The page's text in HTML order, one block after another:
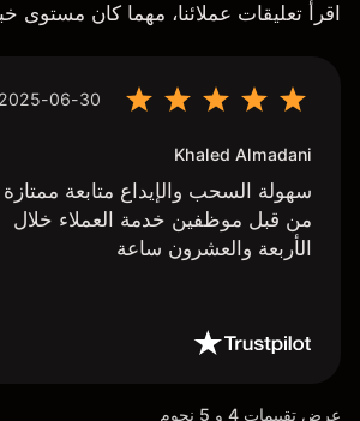
اقرأ تعليقات عملائنا، مهما كان مستوى
2025-06-30
Khaled Almadani
سهولة السحب والإيداع متابعة ممتازة
من قبل موظفين خدمة العملاء خلال
الأربعة والعشرون ساعة
عرض تقييمات 4 و 5 نجوم